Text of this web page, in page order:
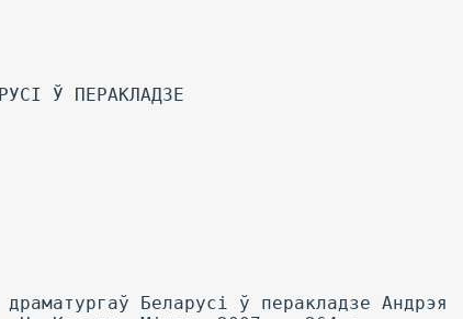
Ў ПЕРАКЛАДЗЕ
Беларусі ў перакладзе Андрэя